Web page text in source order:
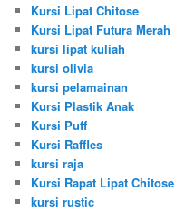
Kursi Lipat Chitose
Kursi Lipat Futura Merah
kursi lipat kuliah
kursi olivia
kursi pelamainan
Kursi Plastik Anak
Kursi Puff
Kursi Raffles
kursi raja
Kursi Rapat Lipat Chitose
kursi rustic